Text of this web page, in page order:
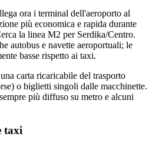
ora i terminal dell'aeroporto al
più economica e rapida durante
la linea M2 per Serdika/Centro.
autobus e navette aeroportuali; le
basse rispetto ai taxi.
carta ricaricabile del trasporto
o biglietti singoli dalle macchinette.
più diffuso su metro e alcuni
taxi